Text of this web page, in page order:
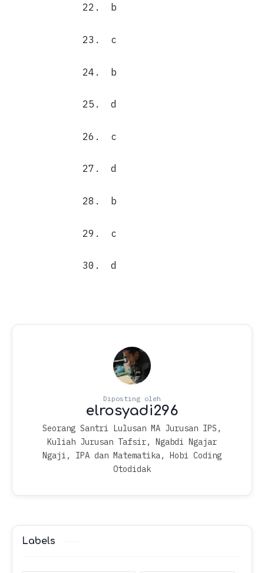
22. b
23. c
24. b
25. d
26. c
27. d
28. b
29. c
30. d
Seorang Santri Lulusan MA Jurusan IPS,
Kuliah Jurusan Tafsir, Ngabdi Ngajar
Ngaji, IPA dan Matematika, Hobi Coding
Otodidak
Labels